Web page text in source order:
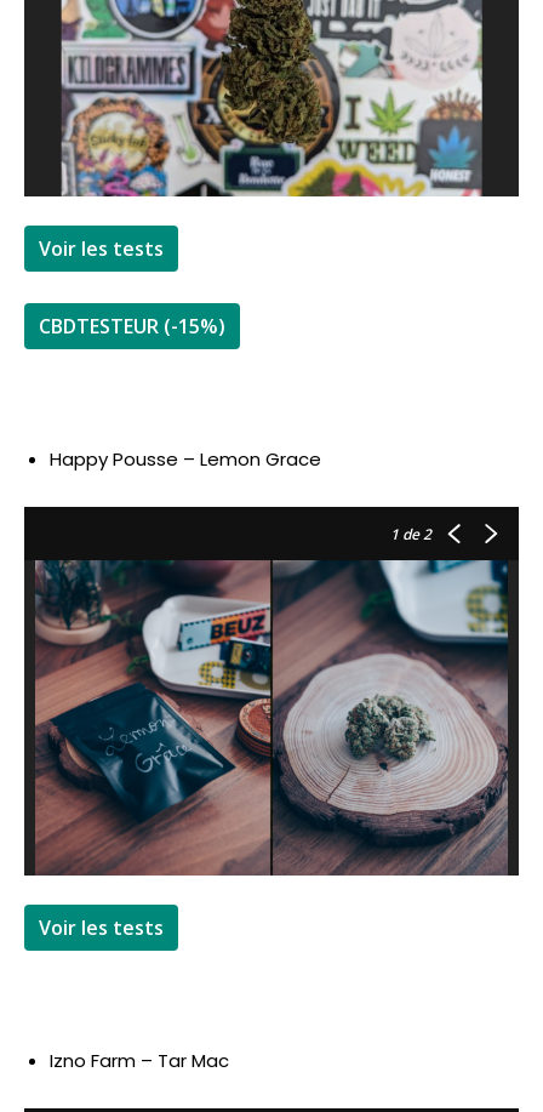
Voir les tests
CBDTESTEUR (-15%)
Happy Pousse – Lemon Grace
1 de 2
Voir les tests
Izno Farm – Tar Mac